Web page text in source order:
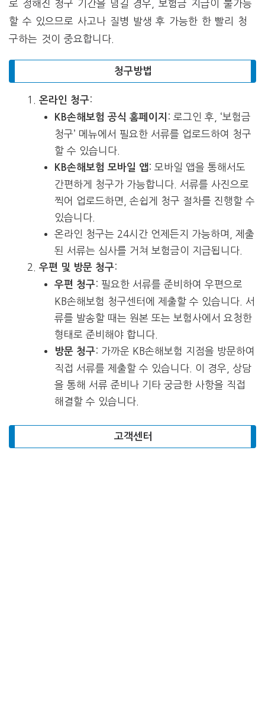
로 정해진 청구 기간을 넘길 경우, 보험금 지급이 불가능
할 수 있으므로 사고나 질병 발생 후 가능한 한 빨리 청
구하는 것이 중요합니다.
청구방법
온라인 청구:
KB손해보험 공식 홈페이지 : 로그인 후, ‘보험금
청구’ 메뉴에서 필요한 서류를 업로드하여 청구
할 수 있습니다.
KB손해보험 모바일 앱: 모바일 앱을 통해서도
간편하게 청구가 가능합니다. 서류를 사진으로
찍어 업로드하면, 손쉽게 청구 절차를 진행할 수
있습니다.
온라인 청구는 24시간 언제든지 가능하며, 제출
된 서류는 심사를 거쳐 보험금이 지급됩니다.
우편 및 방문 청구:
우편 청구: 필요한 서류를 준비하여 우편으로
KB손해보험 청구센터에 제출할 수 있습니다. 서
류를 발송할 때는 원본 또는 보험사에서 요청한
형태로 준비해야 합니다.
방문 청구: 가까운 KB손해보험 지점을 방문하여
직접 서류를 제출할 수 있습니다. 이 경우, 상담
을 통해 서류 준비나 기타 궁금한 사항을 직접
해결할 수 있습니다.
고객센터